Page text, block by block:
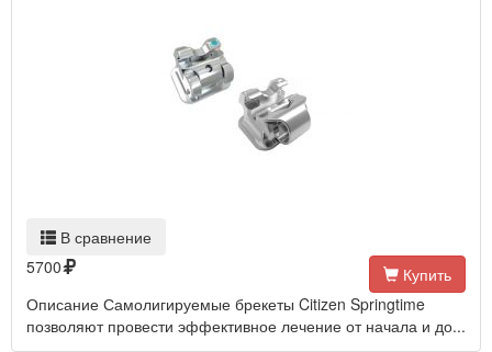
В сравнение
5700
Купить
Описание Самолигируемые брекеты Citizen Springtime
позволяют провести эффективное лечение от начала и до...